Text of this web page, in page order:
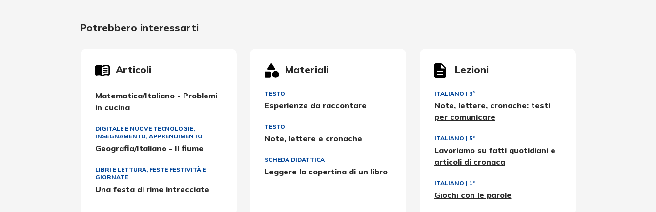
Potrebbero interessarti
Articoli
Matematica/Italiano - Problemi
in cucina
DIGITALE E NUOVE TECNOLOGIE,
INSEGNAMENTO, APPRENDIMENTO
Geografia/Italiano - Il fiume
LIBRI E LETTURA, FESTE FESTIVITÀ E
GIORNATE
Una festa di rime intrecciate
Materiali
TESTO
Esperienze da raccontare
TESTO
Note, lettere e cronache
SCHEDA DIDATTICA
Leggere la copertina di un libro
Lezioni
ITALIANO | 3ª
Note, lettere, cronache: testi
per comunicare
ITALIANO | 5ª
Lavoriamo su fatti quotidiani e
articoli di cronaca
ITALIANO | 1ª
Giochi con le parole